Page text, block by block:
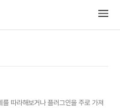
따라해보거나 플러그인을 주로 가져